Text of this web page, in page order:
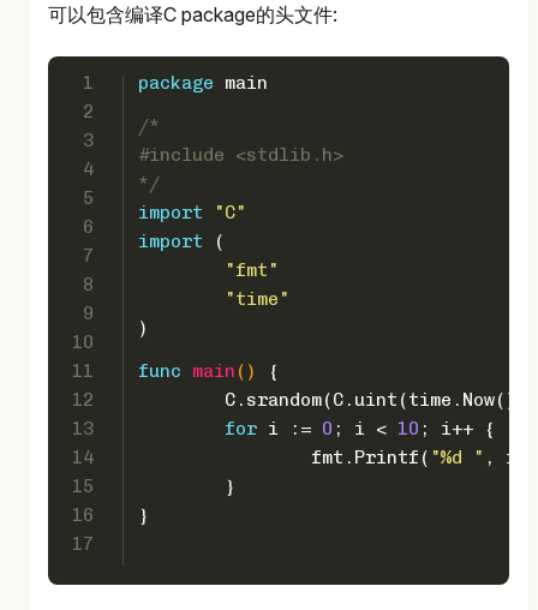
可以包含编译C package的头文件:
1
2
3
4
5
6
7
8
9
10
11
12
13
14
15
16
17
package main
/*
#include <stdlib.h>
*/
import
"C"
import (
"fmt"
"time"
)
func
main ()
{
	C.srandom(C.
uint
for i := 0 ; i < 10 ; i++ {
		fmt.Printf(
"%d " , int
	}
}